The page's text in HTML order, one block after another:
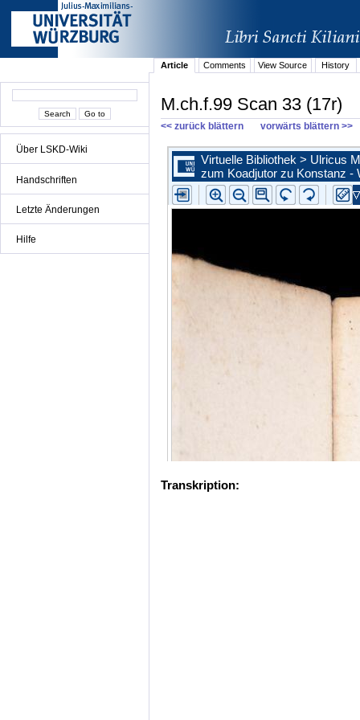
Über LSKD-Wiki
Handschriften
Letzte Änderungen
Hilfe
Article Comments View Source History
M.ch.f.99 Scan 33 (17r)
<< zurück blättern vorwärts blättern >>
Transkription: